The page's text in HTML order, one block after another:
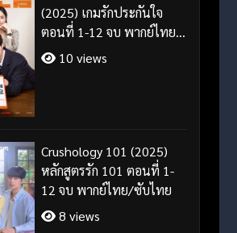
(2025) เกมรักประกันใจ
ตอนที่ 1-12 จบ พากย์ไทย
ซับไทย10 views
Crushology 101 (2025)
หลักสูตรรัก 101 ตอนที่ 1-
12 จบ พากย์ไทย/ซับไทย
8 views